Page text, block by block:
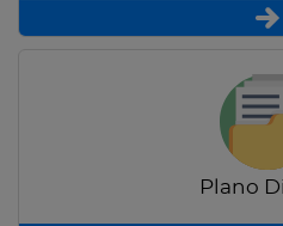
Plano